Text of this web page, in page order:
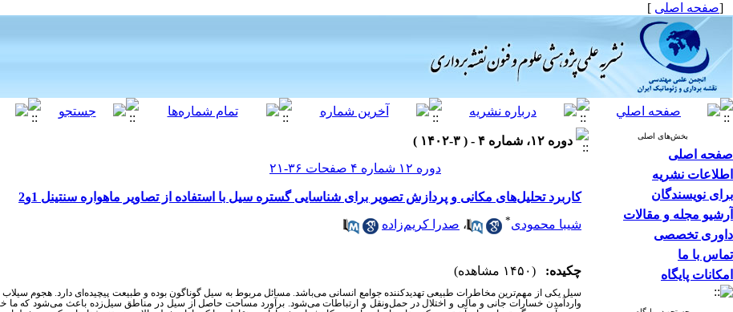
[صفحه اصلی ]
بخش‌های اصلی
صفحه اصلی
اطلاعات نشریه
برای نویسندگان
آرشیو مجله و مقالات
داوری تخصصی
تماس با ما
امکانات پایگاه
دوره ۱۲، شماره ۴ - ( ۳-۱۴۰۲ )
دوره ۱۲ شماره ۴ صفحات ۳۶-۲۱
کاربرد تحلیل‌های مکانی و پردازش تصویر برای شناسایی گستره سیل با استفاده از تصاویر ماهواره سنتینل 1و2
شیبا محمودی* ، صدرا کریم‌زاده
چکیده: (۱۴۵۰ مشاهده)
سیل یکی از مهم‌ترین مخاطرات طبیعی تهدیدکننده جوامع انسانی می‌باشد. مسائل مربوط به سیل گوناگون بوده و طبیعت پیچیده‌ای دارد. هجوم سیلاب
واردآمدن خسارات جانی و مالی و اختلال در حمل‌ونقل و ارتباطات می‌شود. برآورد مساحت حاصل از سیل در مناطق سیل‌زده باعث می‌شود که ما